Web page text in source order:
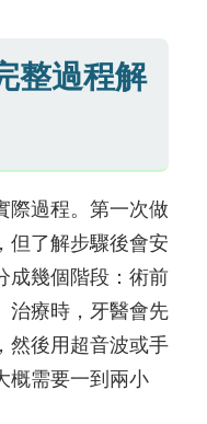
整過程解
際過程。第一次做
但了解步驟後會安
成幾個階段：術前
治療時，牙醫會先
然後用超音波或手
概需要一到兩小